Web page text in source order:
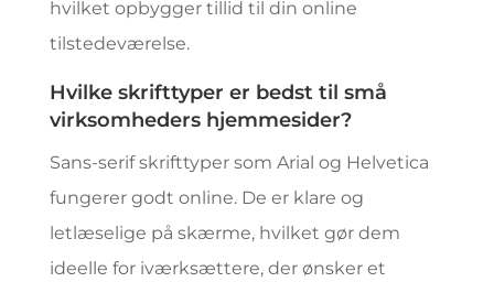
hvilket opbygger tillid til din online
tilstedeværelse.
Hvilke skrifttyper er bedst til små
virksomheders hjemmesider?
Sans-serif skrifttyper som Arial og Helvetica
fungerer godt online. De er klare og
letlæselige på skærme, hvilket gør dem
ideelle for iværksættere, der ønsker et